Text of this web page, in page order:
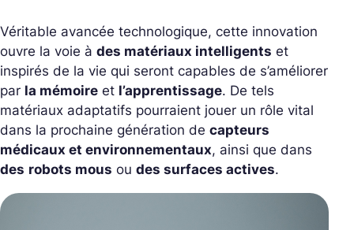
Véritable avancée technologique, cette innovation
ouvre la voie à des matériaux intelligents et
inspirés de la vie qui seront capables de s’améliorer
par la mémoire et l’apprentissage. De tels
matériaux adaptatifs pourraient jouer un rôle vital
dans la prochaine génération de capteurs
médicaux et environnementaux, ainsi que dans
des robots mous ou des surfaces actives.